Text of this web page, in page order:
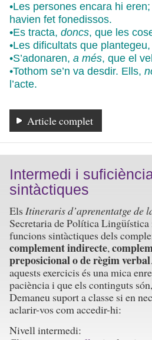
•Les persones encara hi
havien fet fonedissos.
•Es tracta, doncs, que les
•Les dificultats que
•S’adonaren, a més, que el
•Tothom se’n va desdir. Ells,
l’acte.
Article complet
Intermedi i
sintàctiques
ElsItineraris d’aprenentatge de
Secretaria de Política
funcions sintàctiques dels
complement indirecte,
preposicional o de règim verbal
aquests exercicis és una mica
paciència i que els continguts
Demaneu suport a classe si en
aclarir-vos com accedir-hi:
Nivell intermedi: